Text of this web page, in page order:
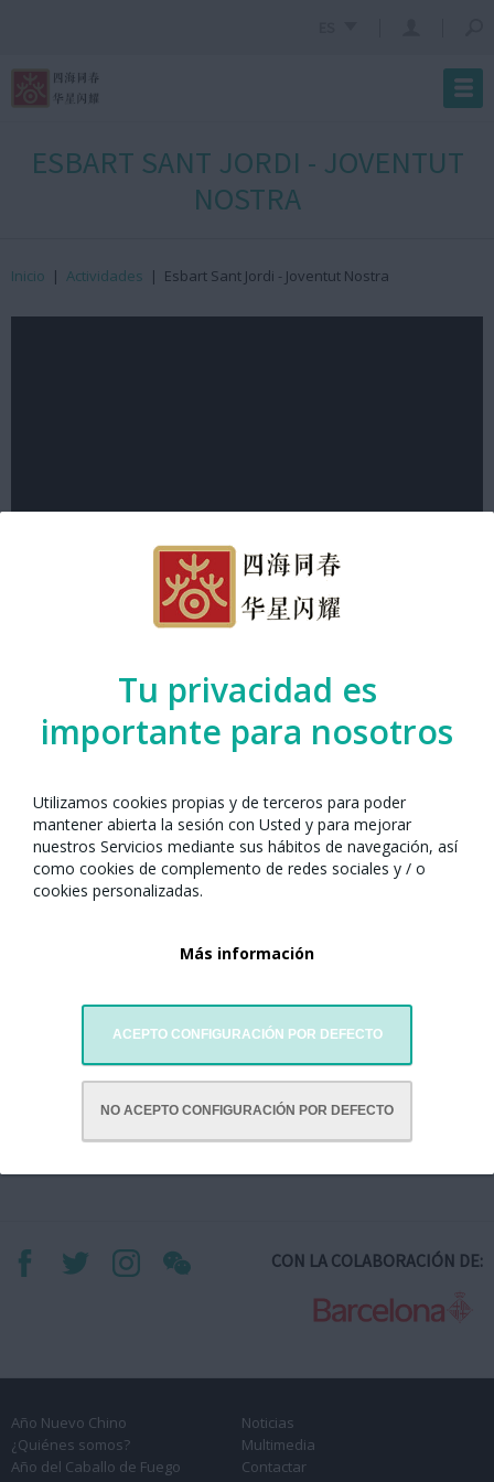
Tu privacidad es
importante para nosotros
Utilizamos cookies propias y de terceros para poder
mantener abierta la sesión con Usted y para mejorar
nuestros Servicios mediante sus hábitos de navegación, así
como cookies de complemento de redes sociales y / o
cookies personalizadas.
Más información
ACEPTO CONFIGURACIÓN POR DEFECTO
NO ACEPTO CONFIGURACIÓN POR DEFECTO
ESBART SANT JORDI - JOVENTUT
NOSTRA
Inicio | Actividades | Esbart Sant Jordi - Joventut Nostra
Barcelona junto con:
CON LA COLABORACIÓN DE:
Año Nuevo Chino
¿Quiénes somos?
Año del Caballo de Fuego
Noticias
Multimedia
Contactar